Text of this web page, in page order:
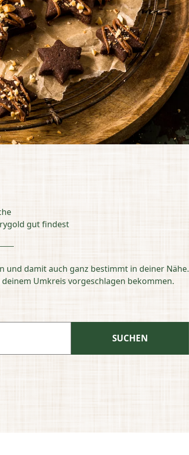
gut findest
und damit auch ganz bestimmt in deiner Nähe.
Umkreis vorgeschlagen bekommen.